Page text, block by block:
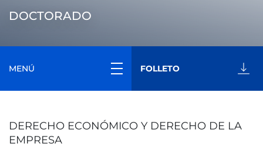
DOCTORADO
MENÚ FOLLETO
DERECHO ECONÓMICO Y DERECHO DE LA
EMPRESA